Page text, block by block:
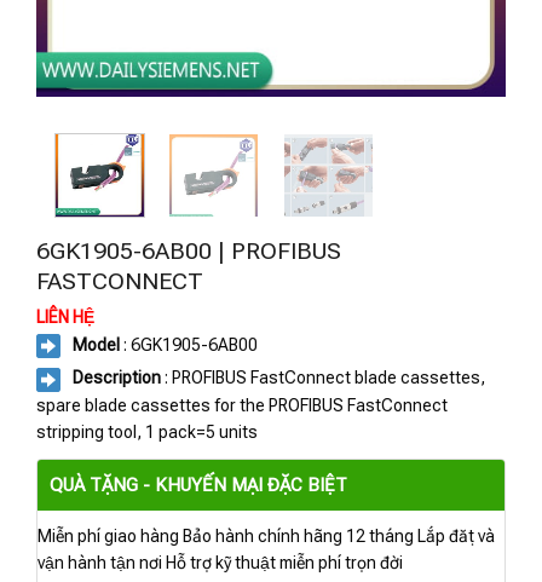
6GK1905-6AB00 | PROFIBUS
FASTCONNECT
LIÊN HỆ
Model : 6GK1905-6AB00
Description: PROFIBUS FastConnect blade cassettes,
spare blade cassettes for the PROFIBUS FastConnect
stripping tool, 1 pack=5 units
QUÀ TẶNG - KHUYẾN MẠI ĐẶC BIỆT
Miễn phí giao hàng Bảo hành chính hãng 12 tháng Lắp đặt và
vận hành tận nơi Hỗ trợ kỹ thuật miễn phí trọn đời